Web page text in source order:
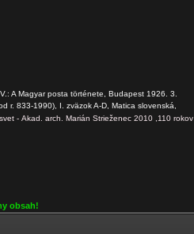
A Magyar posta története, Budapest 1926. 3.
r. 833-1990), I. zväzok A-D, Matica slovenská,
- Akad. arch. Marián Strieženec 2010 ,110 rokov
obsah!